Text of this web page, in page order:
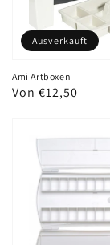
Ami Artboxen
Normaler
Von €12,50
Ausverkauft